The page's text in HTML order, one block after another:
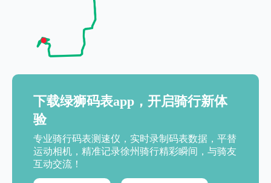
下载绿狮码表app，开启骑行新体
验
专业骑行码表测速仪，实时录制码表数据，平替
运动相机，精准记录徐州骑行精彩瞬间，与骑友
互动交流！